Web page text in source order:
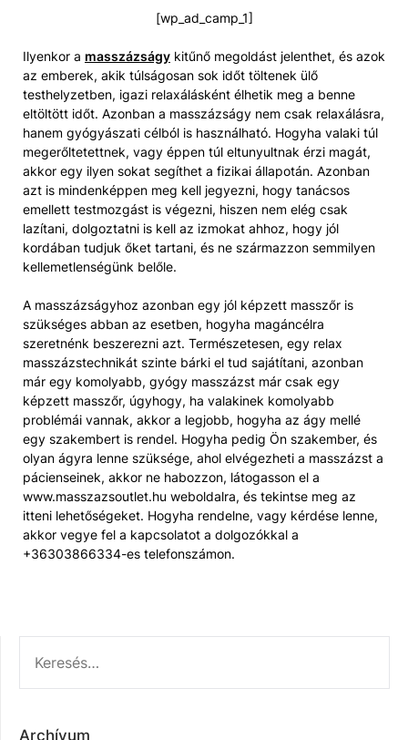
[wp_ad_camp_1]
Ilyenkor a masszázságy kitűnő megoldást jelenthet, és azok
az emberek, akik túlságosan sok időt töltenek ülő
testhelyzetben, igazi relaxálásként élhetik meg a benne
eltöltött időt. Azonban a masszázságy nem csak relaxálásra,
hanem gyógyászati célból is használható. Hogyha valaki túl
megerőltetettnek, vagy éppen túl eltunyultnak érzi magát,
akkor egy ilyen sokat segíthet a fizikai állapotán. Azonban
azt is mindenképpen meg kell jegyezni, hogy tanácsos
emellett testmozgást is végezni, hiszen nem elég csak
lazítani, dolgoztatni is kell az izmokat ahhoz, hogy jól
kordában tudjuk őket tartani, és ne származzon semmilyen
kellemetlenségünk belőle.
A masszázságyhoz azonban egy jól képzett masszőr is
szükséges abban az esetben, hogyha magáncélra
szeretnénk beszerezni azt. Természetesen, egy relax
masszázstechnikát szinte bárki el tud sajátítani, azonban
már egy komolyabb, gyógy masszázst már csak egy
képzett masszőr, úgyhogy, ha valakinek komolyabb
problémái vannak, akkor a legjobb, hogyha az ágy mellé
egy szakembert is rendel. Hogyha pedig Ön szakember, és
olyan ágyra lenne szüksége, ahol elvégezheti a masszázst a
pácienseinek, akkor ne habozzon, látogasson el a
www.masszazsoutlet.hu weboldalra, és tekintse meg az
itteni lehetőségeket. Hogyha rendelne, vagy kérdése lenne,
akkor vegye fel a kapcsolatot a dolgozókkal a
+36303866334-es telefonszámon.
Archívum